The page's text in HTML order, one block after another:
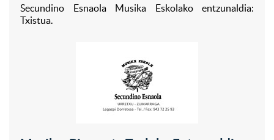
Secundino Esnaola Musika Eskolako entzunaldia:
Txistua.